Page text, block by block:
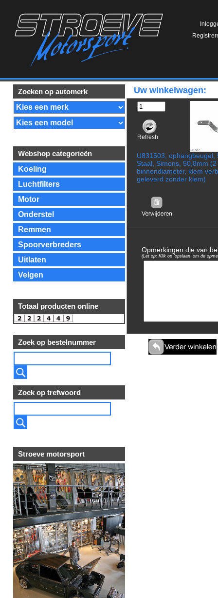
Zoeken op automerk
Webshop categorieën
Koeling
Luchtfilters
Motor
Onderstel
Remmen
Spoorverbreders
Uitlaten
Velgen
Totaal producten online
Zoek op bestelnummer
Zoek op trefwoord
Stroeve motorsport
Uw winkelwagen:
Refresh
U831503, ophangbeugel,
Staal, Simons, 50,8mm
binnendiameter, klem
geleverd zonder klem)
Opmerkingen die van
(Let op: Klik op 'opslaan' om de